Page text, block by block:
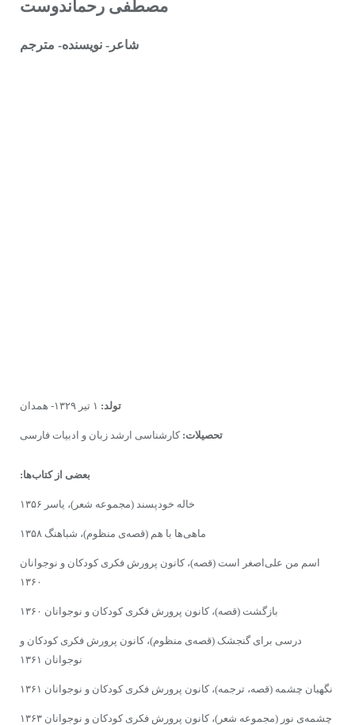
مصطفى رحماندوست
شاعر- نویسنده- مترجم
تولد:
تحصیلات: کارشناسى ارشد زبان و ادبیات فارسى
بعضى از کتاب‌ها:
خاله خودپسند (مجموعه شعر)، یاسر ۱۳۵۶
ماهى‌ها با هم (قصه‌ى‌ منظوم)، شباهنگ ۱۳۵۸
اسم من على‌اصغر است (قصه)، کانون پرورش فکرى‌ کودکان و نوجوانان
۱۳۶۰
بازگشت (قصه)، کانون پرورش فکرى‌ کودکان و نوجوانان ۱۳۶۰
درسى براى‌ گنجشک (قصه‌ى‌ منظوم)، کانون پرورش فکرى‌ کودکان و
نوجوانان ۱۳۶۱
نگهبان چشمه (قصه‌، ترجمه)، کانون پرورش فکرى‌ کودکان و نوجوانان ۱۳۶۱
چشمه‌ى نور (مجموعه شعر)، کانون پرورش فکرى‌ کودکان و نوجوانان ۱۳۶۳